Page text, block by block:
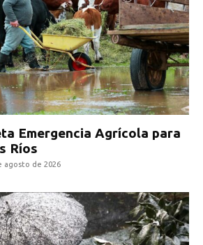
Emergencia Agrícola para
Ríos
agosto de 2026